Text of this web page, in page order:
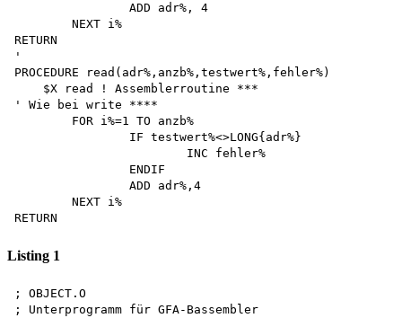
RETURN
'
PROCEDURE read(adr%,anzb%,testwert%,fehler%)
    $X read ! Assemblerroutine ***
' Wie bei write ****
Listing 1
; OBJECT.O
; Unterprogramm für GFA-Bassembler